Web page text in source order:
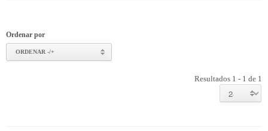
Ordenar por
ORDENAR -/+
Resultados 1 - 1 de 1